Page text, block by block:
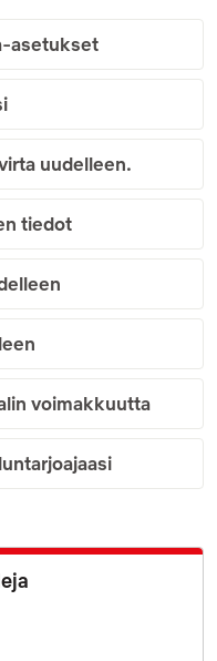
asetukset
uudelleen.
tiedot
voimakkuutta